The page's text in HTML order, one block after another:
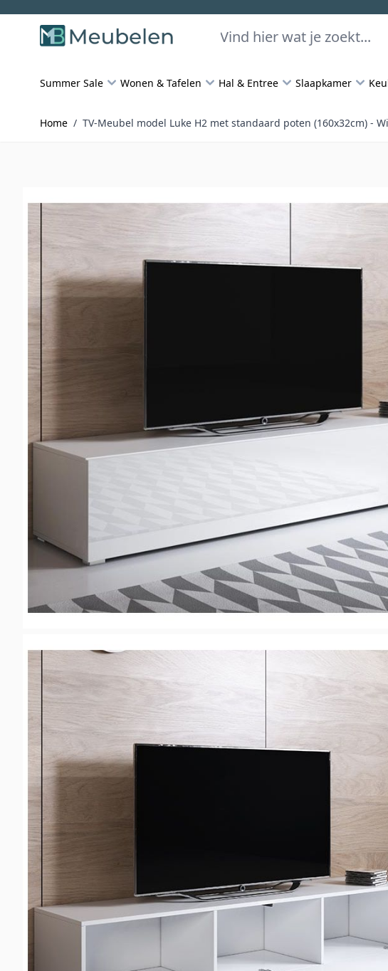
Skip to Content
Zoeken
Summer Sale Wonen & Tafelen Hal & Entree Slaapkamer
Home / TV-Meubel model Luke H2 met standaard poten (160x32cm) -